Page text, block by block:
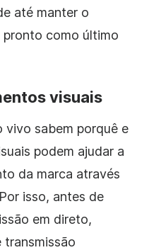
até manter o
como último
visuais
vivo sabem porquê e
podem ajudar a
da marca através
isso, antes de
em direto,
transmissão